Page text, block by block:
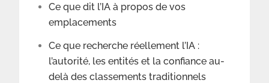
Ce que dit l’IA à propos de vos
emplacements
Ce que recherche réellement l’IA :
l’autorité, les entités et la confiance au-
delà des classements traditionnels